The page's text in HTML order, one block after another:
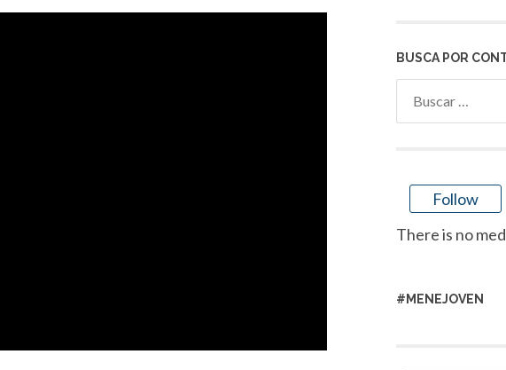
BUSCA POR
Follow
There is no
#MENEJOVEN